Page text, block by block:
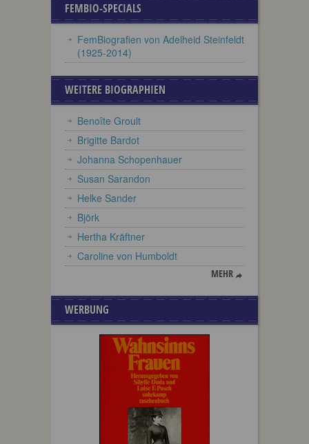
FEMBIO-SPECIALS
FemBiografien von Adelheid Steinfeldt
(1925-2014)
WEITERE BIOGRAPHIEN
Benoîte Groult
Brigitte Bardot
Johanna Schopenhauer
Susan Sarandon
Helke Sander
Björk
Hertha Kräftner
Caroline von Humboldt
MEHR
WERBUNG